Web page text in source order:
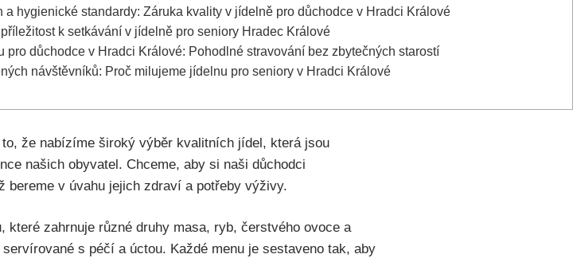
a hygienické standardy: Záruka kvality v jídelně pro důchodce v Hradci Králové
k setkávání v jídelně pro seniory Hradec Králové
pro důchodce v Hradci Králové: Pohodlné stravování bez zbytečných starostí
návštěvníků: Proč milujeme jídelnu pro seniory v Hradci Králové
že nabízíme široký výběr kvalitních jídel, která jsou
našich obyvatel. Chceme, aby si naši důchodci
bereme v úvahu jejich zdraví a potřeby výživy.
zahrnuje různé druhy masa, ryb, čerstvého ovoce a
s péčí a úctou. Každé menu je sestaveno tak, aby